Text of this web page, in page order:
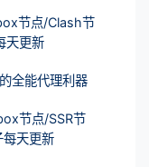
节点/Clash节
天更新
全能代理利器
节点/SSR节
天更新